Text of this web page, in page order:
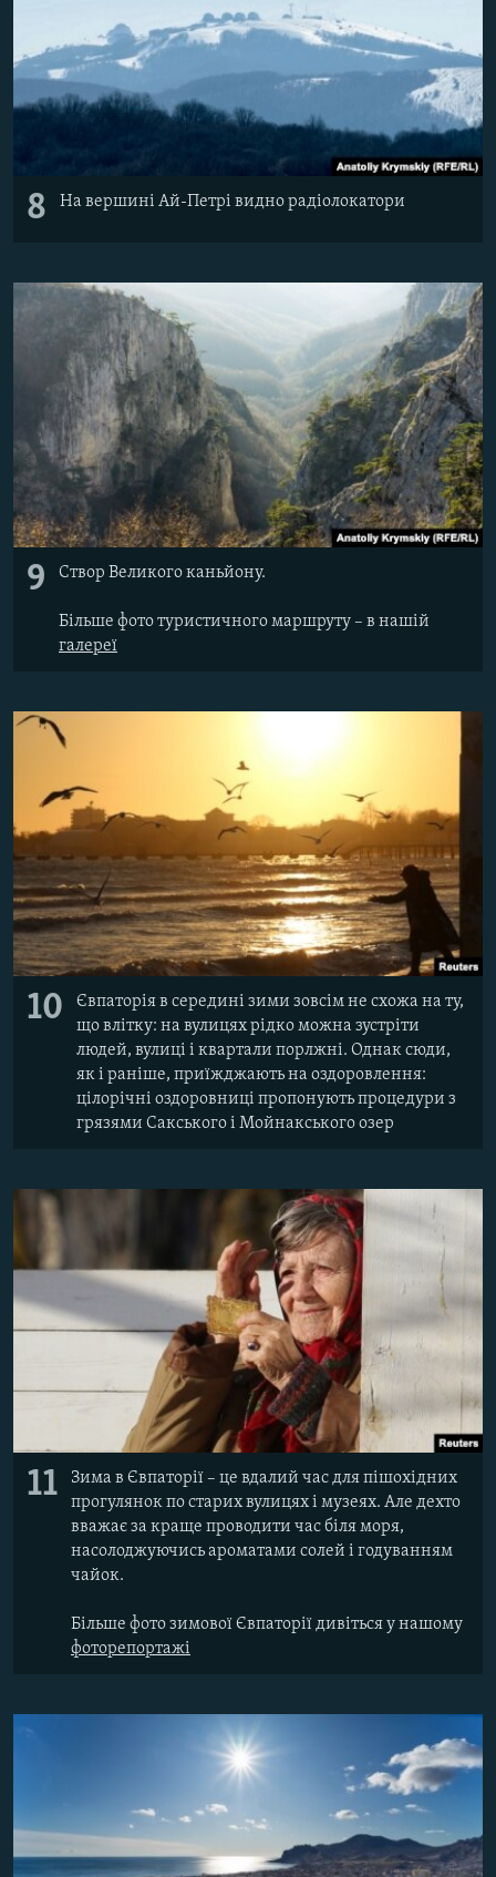
8 На вершині Ай-Петрі видно радіолокатори
9 Створ Великого каньйону.
Більше фото туристичного маршруту – в нашій
галереї
10
Євпаторія в середині зими зовсім не схожа на ту,
що влітку: на вулицях рідко можна зустріти
людей, вулиці і квартали порлжні. Однак сюди,
як і раніше, приїжджають на оздоровлення:
цілорічні оздоровниці пропонують процедури з
грязями Сакського і Мойнакського озер
11
Зима в Євпаторії – це вдалий час для пішохідних
прогулянок по старих вулицях і музеях. Але дехто
вважає за краще проводити час біля моря,
насолоджуючись ароматами солей і годуванням
чайок.
Більше фото зимової Євпаторії дивіться у нашому
фоторепортажі